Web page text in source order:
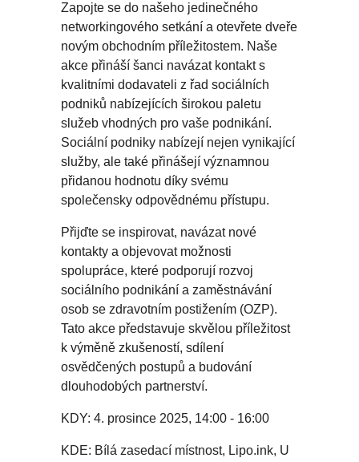
Zapojte se do našeho jedinečného
networkingového setkání a otevřete dveře
novým obchodním příležitostem. Naše
akce přináší šanci navázat kontakt s
kvalitními dodavateli z řad sociálních
podniků nabízejících širokou paletu
služeb vhodných pro vaše podnikání.
Sociální podniky nabízejí nejen vynikající
služby, ale také přinášejí významnou
přidanou hodnotu díky svému
společensky odpovědnému přístupu.
Přijďte se inspirovat, navázat nové
kontakty a objevovat možnosti
spolupráce, které podporují rozvoj
sociálního podnikání a zaměstnávání
osob se zdravotním postižením (OZP).
Tato akce představuje skvělou příležitost
k výměně zkušeností, sdílení
osvědčených postupů a budování
dlouhodobých partnerství.
KDY: 4. prosince 2025, 14:00 - 16:00
KDE: Bílá zasedací místnost, Lipo.ink, U